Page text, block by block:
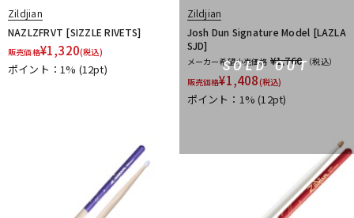
アンプ エフェクター
DTM
DTM オンライン納品
配信/ライブ機器 楽器アクセサリ
Zildjian
NAZLZFRVT [SIZZLE RIVETS]
販売価格¥1,320(税込)
ポイント：1% (12pt) SOLD OUT
Zildjian
Josh Dun Signature Model [LAZLA
SJD]
メーカー希望小売価格 ¥1,760 （税込）
販売価格¥1,408(税込)
ポイント：1%(12pt)